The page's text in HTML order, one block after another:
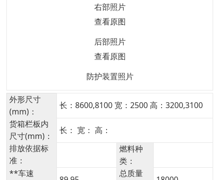
右部照片
查看原图
后部照片
查看原图
防护装置照片
外形尺寸
(mm)：
长：8600,8100 宽：2500 高：3200,3100
货箱栏板内
尺寸(mm)：
长： 宽： 高：
排放依据标
准：
燃料种
类：
**车速
总质量